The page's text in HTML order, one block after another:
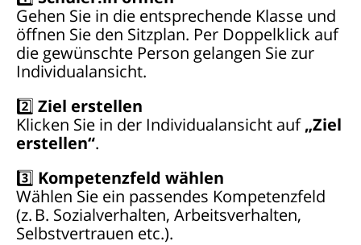
Gehen Sie in die entsprechende Klasse und
öffnen Sie den Sitzplan. Per Doppelklick auf
die gewünschte Person gelangen Sie zur
Individualansicht.
2️⃣ Ziel erstellen
Klicken Sie in der Individualansicht auf„Ziel
erstellen“.
3️⃣ Kompetenzfeld wählen
Wählen Sie ein passendes Kompetenzfeld
(z. B. Sozialverhalten, Arbeitsverhalten,
Selbstvertrauen etc.).